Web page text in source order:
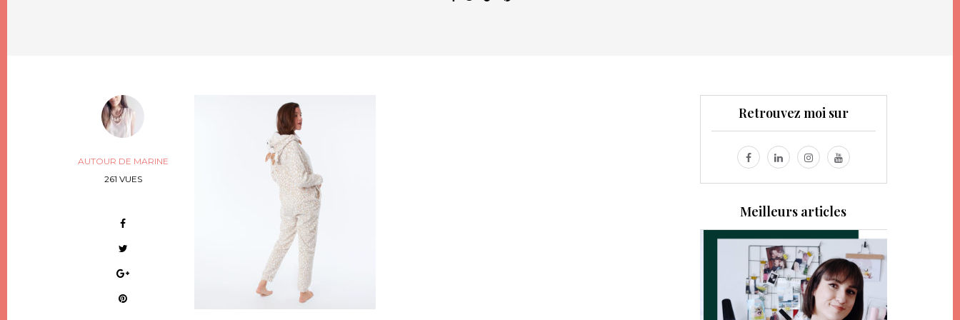
AUTOUR DE MARINE
261 VUES
Retrouvez moi sur
Meilleurs articles